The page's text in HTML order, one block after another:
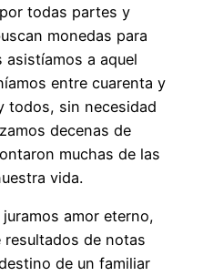
todas partes y
monedas para
asistíamos a aquel
entre cuarenta y
todos, sin necesidad
decenas de
muchas de las
vida.
amor eterno,
de notas
de un familiar